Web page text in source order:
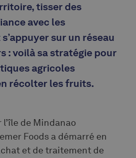
tisser des
avec les
sur un réseau
: voilà sa stratégie pour
agricoles
récolter les fruits.
l’île de Mindanao
Foods a démarré en
et de traitement de